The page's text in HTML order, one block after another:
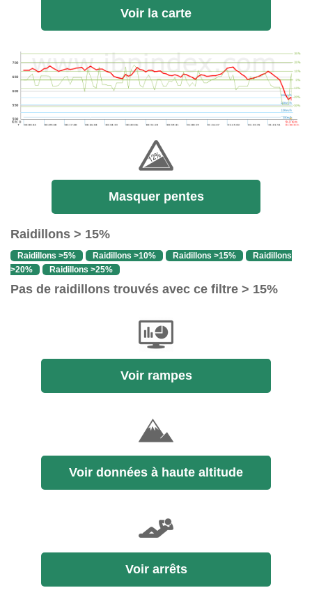
Voir la carte
Masquer pentes
Raidillons > 15%
Raidillons >5% Raidillons >10% Raidillons >15%
Raidillons
>20%
Raidillons >25%
Pas de raidillons trouvés avec ce filtre > 15%
Voir rampes
Voir données à haute altitude
Voir arrêts